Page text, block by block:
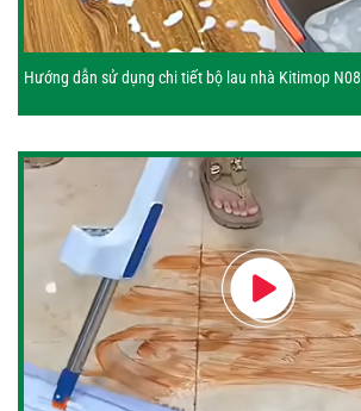
Hướng dẫn sử dụng chi tiết bộ lau nhà Kitimop N08